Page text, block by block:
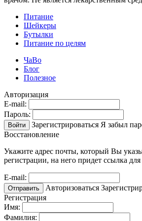
Питание
Шейкеры
Бутылки
Питание по целям
ЧаВо
Блог
Полезное
Авторизация
E-mail:
Пароль:
Войти Зарегистрироваться Я забыл
Восстановление
Укажите адрес почты, который Вы
регистрации, на него придет ссылка
E-mail:
Отправить Авторизоваться
Регистрация
Имя:
Фамилия: